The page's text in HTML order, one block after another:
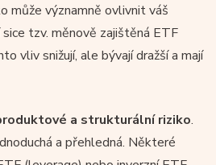
může významně ovlivnit váš
tzv. měnově zajištěná ETF
vliv snižují, ale bývají dražší a mají
a strukturální riziko.
a přehledná. Některé